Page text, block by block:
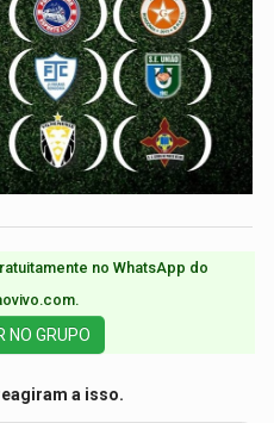
no WhatsApp do
NO GRUPO
a isso.